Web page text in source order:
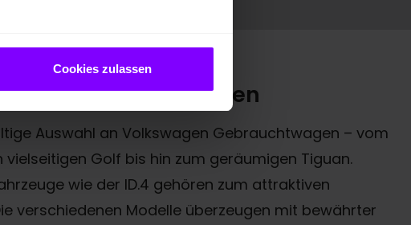
Cookies zulassen
entdecken
Auswahl an Volkswagen Gebrauchtwagen – vom
vielseitigen Golf bis hin zum geräumigen Tiguan.
wie der ID.4 gehören zum attraktiven
verschiedenen Modelle überzeugen mit bewährter